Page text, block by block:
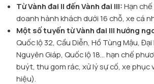
Từ Vành đai II đến Vành đai III: Hạn
doanh hành khách dưới 16 chỗ, xe cá
Một số tuyến từ Vành đai III hướng
Quốc lộ 32, Cầu Diễn, Hồ Tùng Mậu,
Nguyên Giáp, Quốc lộ 18… hạn chế
buýt, thu gom rác, xử lý sự cố, xe phục
hiệu).